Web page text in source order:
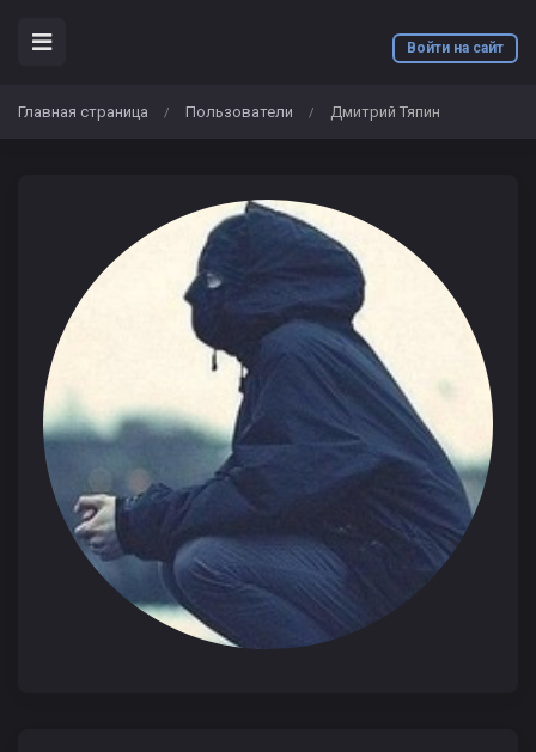
Войти на сайт
Главная страница / Пользователи / Дмитрий Тяпин